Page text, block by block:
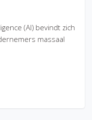
(AI) bevindt zich
massaal